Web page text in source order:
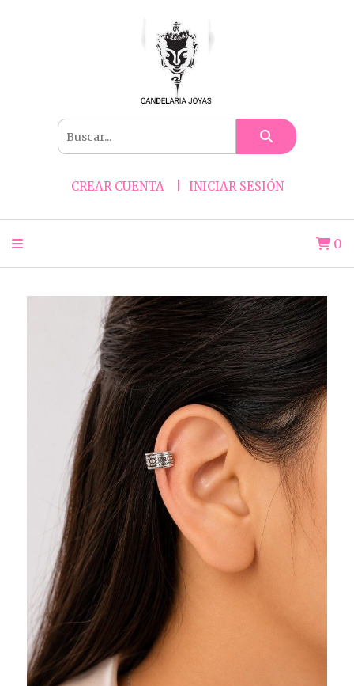
CREAR CUENTA INICIAR SESIÓN
0